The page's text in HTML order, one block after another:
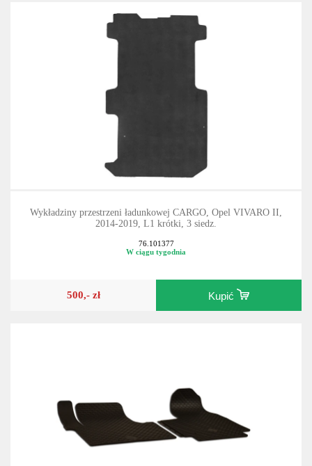
Wykładziny przestrzeni ładunkowej CARGO, Opel VIVARO II,
2014-2019, L1 krótki, 3 siedz.
76.101377
W ciągu tygodnia
500,- zł Kupić